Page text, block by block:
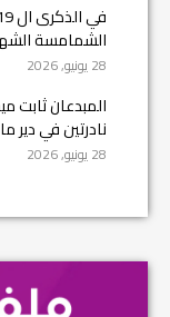
الشمامسة
28 يونيو, 2026
المبدعان ثابت
نادرتين في دير
28 يونيو, 2026